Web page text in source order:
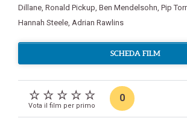
Dillane Ronald Pickup Ben Mendelsohn Pip
Hannah Steele Adrian Rawlins
SCHEDA FILM
Vota il film per primo
0